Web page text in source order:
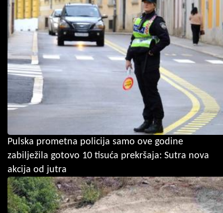
Pulska prometna policija samo ove godine
zabilježila gotovo 10 tisuća prekršaja: Sutra nova
akcija od jutra